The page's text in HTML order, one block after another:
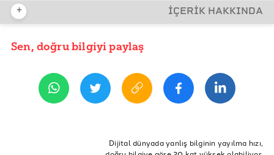
İDDİA KAYNAĞI
İddia Kaynağı
REFERANSLAR
Evrim Ağacı
Scientific American
+ İÇERİK HAKKINDA
YAYIN TARİHİ
Evrim Ağacı
kadın erkek
kadın erkek nöroseksizm
kadın erkek farkı
Sen, doğru bilgiyi paylaş
Dijital dünyada yanlış bilginin yayılma hızı,